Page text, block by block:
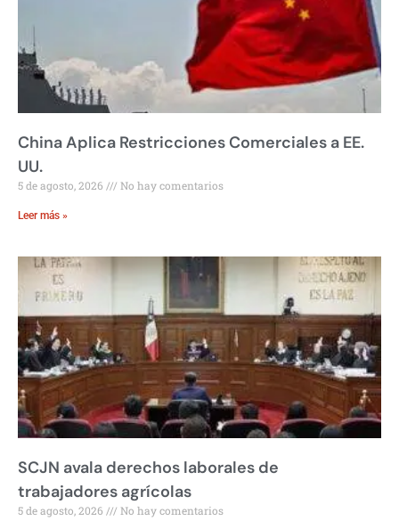
China Aplica Restricciones Comerciales a EE.
UU.
5 de agosto, 2026 No hay comentarios
Leer más »
SCJN avala derechos laborales de
trabajadores agrícolas
5 de agosto, 2026 No hay comentarios